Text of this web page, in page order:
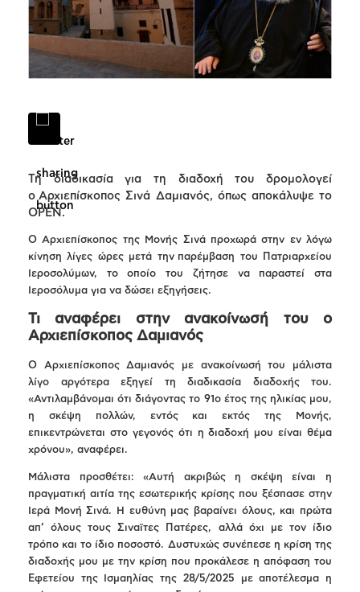
Τη διαδικασία για τη διαδοχή του δρομολογεί
ο Αρχιεπίσκοπος Σινά Δαμιανός, όπως αποκάλυψε το
OPEN.
Ο Αρχιεπίσκοπος της Μονής Σινά προχωρά στην εν λόγω
κίνηση λίγες ώρες μετά την παρέμβαση του Πατριαρχείου
Ιεροσολύμων, το οποίο του ζήτησε να παραστεί στα
Ιεροσόλυμα για να δώσει εξηγήσεις.
Τι αναφέρει στην ανακοίνωσή του ο
Αρχιεπίσκοπος Δαμιανός
Ο Αρχιεπίσκοπος Δαμιανός με ανακοίνωσή του μάλιστα
λίγο αργότερα εξηγεί τη διαδικασία διαδοχής του.
«Αντιλαμβάνομαι ότι διάγοντας το 91ο έτος της ηλικίας μου,
η σκέψη πολλών, εντός και εκτός της Μονής,
επικεντρώνεται στο γεγονός ότι η διαδοχή μου είναι θέμα
χρόνου», αναφέρει.
Μάλιστα προσθέτει: «Αυτή ακριβώς η σκέψη είναι η
πραγματική αιτία της εσωτερικής κρίσης που ξέσπασε στην
Ιερά Μονή Σινά. Η ευθύνη μας βαραίνει όλους, και πρώτα
απ’ όλους τους Σιναϊτες Πατέρες, αλλά όχι με τον ίδιο
τρόπο και το ίδιο ποσοστό. Δυστυχώς συνέπεσε η κρίση της
διαδοχής μου με την κρίση που προκάλεσε η απόφαση του
Εφετείου της Ισμαηλίας της 28/5/2025 με αποτέλεσμα η